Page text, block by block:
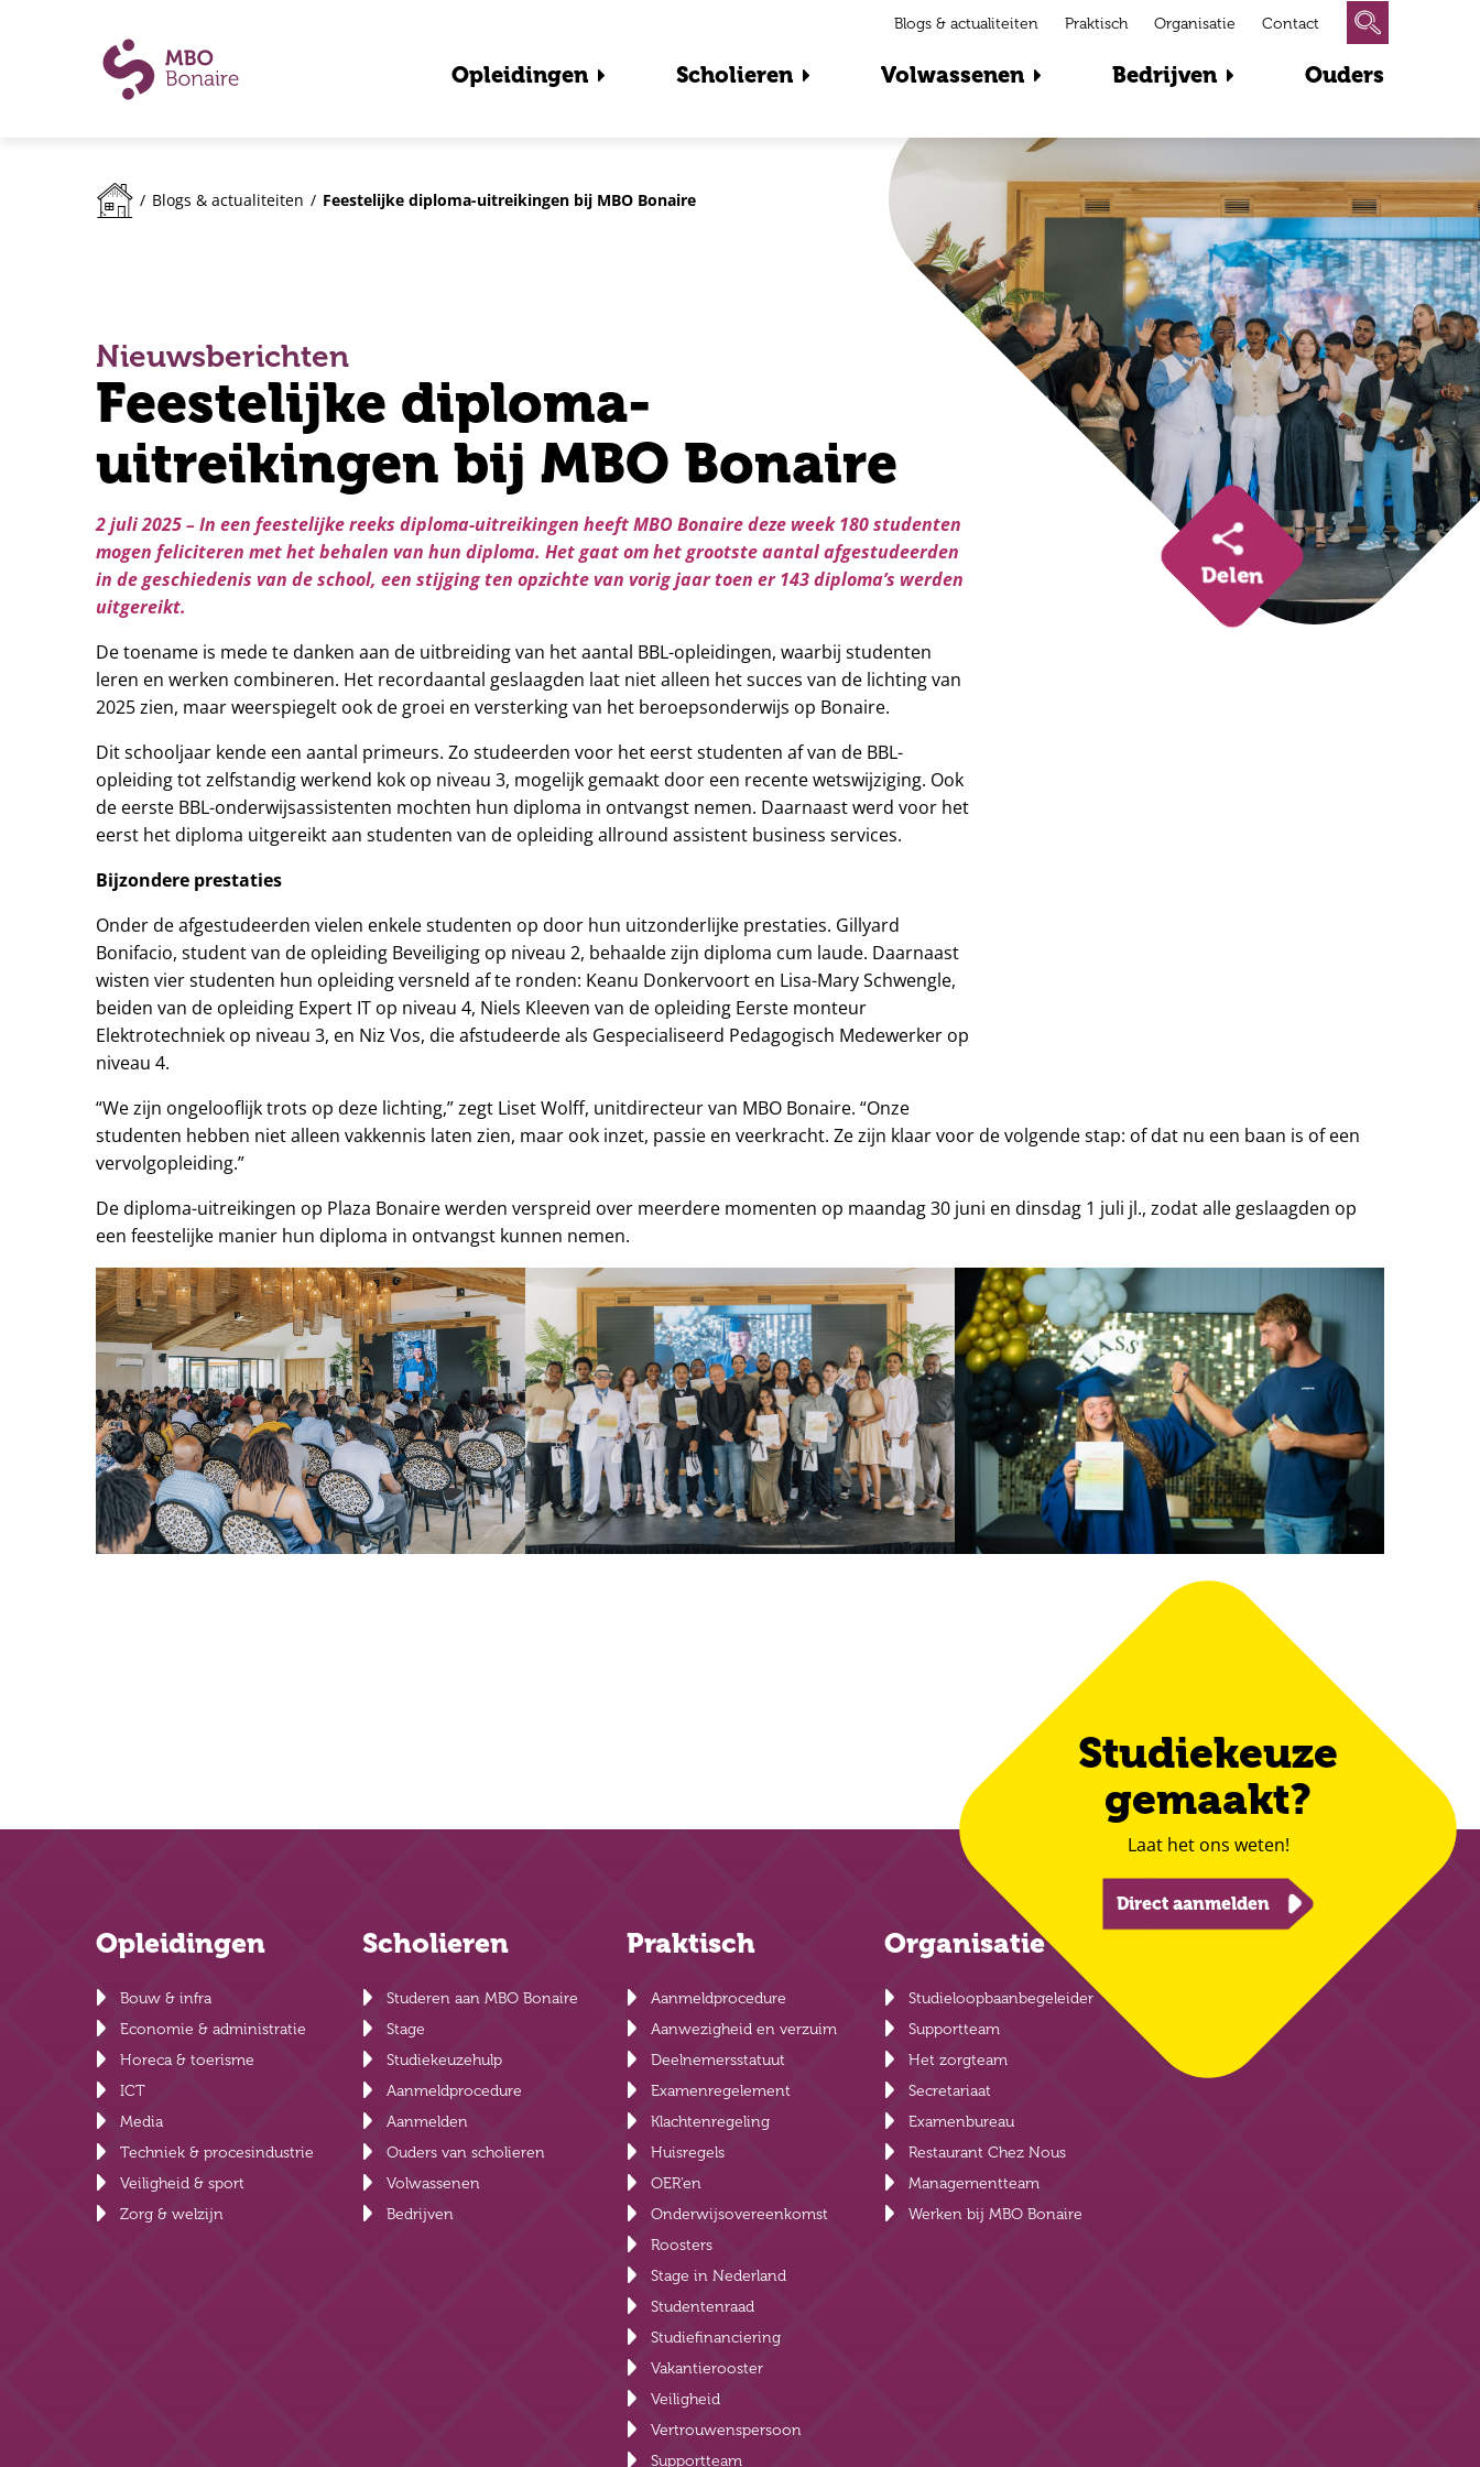
Opleidingen Scholieren Volwassenen Bedrijven Ouders
Blogs & actualiteiten Praktisch Organisatie Contact
Delen
/ Blogs & actualiteiten / Feestelijke diploma-uitreikingen bij MBO Bonaire
Nieuwsberichten
Feestelijke diploma-
uitreikingen bij MBO Bonaire
2 juli 2025 – In een feestelijke reeks diploma-uitreikingen heeft MBO Bonaire deze week 180 studenten
mogen feliciteren met het behalen van hun diploma. Het gaat om het grootste aantal afgestudeerden
in de geschiedenis van de school, een stijging ten opzichte van vorig jaar toen er 143 diploma’s werden
uitgereikt.
De toename is mede te danken aan de uitbreiding van het aantal BBL-opleidingen, waarbij studenten
leren en werken combineren. Het recordaantal geslaagden laat niet alleen het succes van de lichting van
2025 zien, maar weerspiegelt ook de groei en versterking van het beroepsonderwijs op Bonaire.
Dit schooljaar kende een aantal primeurs. Zo studeerden voor het eerst studenten af van de BBL-
opleiding tot zelfstandig werkend kok op niveau 3, mogelijk gemaakt door een recente wetswijziging. Ook
de eerste BBL-onderwijsassistenten mochten hun diploma in ontvangst nemen. Daarnaast werd voor het
eerst het diploma uitgereikt aan studenten van de opleiding allround assistent business services.
Bijzondere prestaties
Onder de afgestudeerden vielen enkele studenten op door hun uitzonderlijke prestaties. Gillyard
Bonifacio, student van de opleiding Beveiliging op niveau 2, behaalde zijn diploma cum laude. Daarnaast
wisten vier studenten hun opleiding versneld af te ronden: Keanu Donkervoort en Lisa-Mary Schwengle,
beiden van de opleiding Expert IT op niveau 4, Niels Kleeven van de opleiding Eerste monteur
Elektrotechniek op niveau 3, en Niz Vos, die afstudeerde als Gespecialiseerd Pedagogisch Medewerker op
niveau 4.
“We zijn ongelooflijk trots op deze lichting,” zegt Liset Wolff, unitdirecteur van MBO Bonaire. “Onze
studenten hebben niet alleen vakkennis laten zien, maar ook inzet, passie en veerkracht. Ze zijn klaar voor de volgende stap: of dat nu een baan is of een
vervolgopleiding.”
De diploma-uitreikingen op Plaza Bonaire werden verspreid over meerdere momenten op maandag 30 juni en dinsdag 1 juli jl., zodat alle geslaagden op
een feestelijke manier hun diploma in ontvangst kunnen nemen.
Studiekeuze
gemaakt?
Laat het ons weten!
Direct aanmelden
Opleidingen
Bouw & infra
Economie & administratie
Horeca & toerisme
ICT
Media
Techniek & procesindustrie
Veiligheid & sport
Zorg & welzijn
Scholieren
Studeren aan MBO Bonaire
Stage
Studiekeuzehulp
Aanmeldprocedure
Aanmelden
Ouders van scholieren
Volwassenen
Bedrijven
Praktisch
Aanmeldprocedure
Aanwezigheid en verzuim
Deelnemersstatuut
Examenregelement
Klachtenregeling
Huisregels
OER’en
Onderwijsovereenkomst
Roosters
Stage in Nederland
Studentenraad
Studiefinanciering
Vakantierooster
Veiligheid
Vertrouwenspersoon
Supportteam
Organisatie
Studieloopbaanbegeleider
Supportteam
Het zorgteam
Secretariaat
Examenbureau
Restaurant Chez Nous
Managementteam
Werken bij MBO Bonaire